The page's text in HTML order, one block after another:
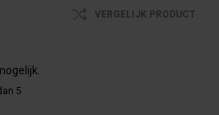
VERGELIJK PRODUCT
5